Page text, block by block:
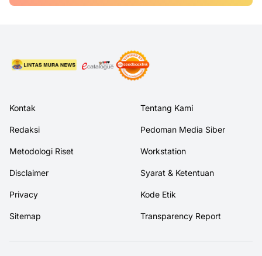
Kontak Tentang Kami
Redaksi Pedoman Media Siber
Metodologi Riset Workstation
Disclaimer Syarat & Ketentuan
Privacy Kode Etik
Sitemap Transparency Report